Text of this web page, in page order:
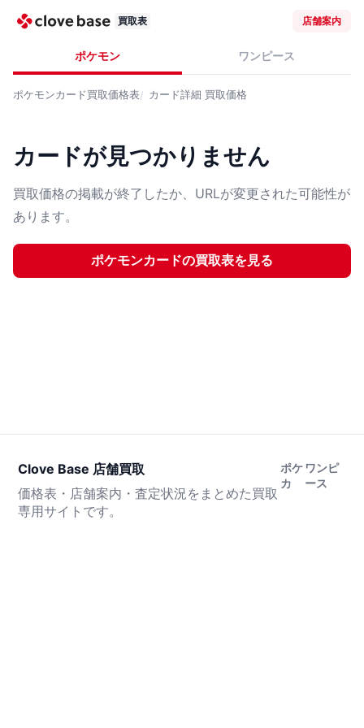
買取表 店舗案内
ポケモン ワンピース
ポケモンカード買取価格表 カード詳細 買取価格
カードが見つかりません
買取価格の掲載が終了したか、URLが変更された可能性が
あります。
ポケモンカードの買取表を見る
Clove Base 店舗買取
価格表・店舗案内・査定状況をまとめた買取
専用サイトです。
ポケ
カ
ワンピ
ース